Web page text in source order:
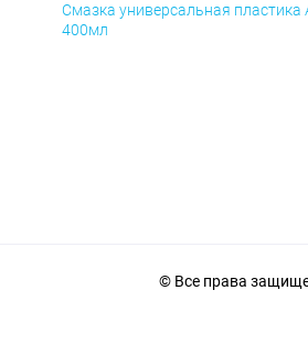
Смазка универсальная пластика
400мл
© Все права